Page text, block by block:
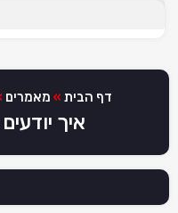
דף הבית » מאמרים
איך